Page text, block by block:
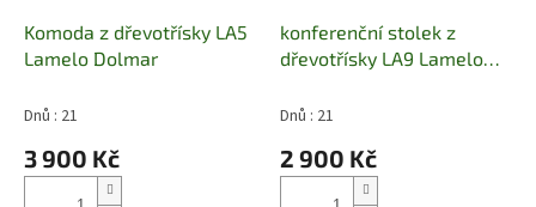
Komoda z dřevotřísky LA5
Lamelo Dolmar
Dnů : 21
3 900 Kč
konferenční stolek z
dřevotřísky LA9 Lamelo
Dnů : 21
2 900 Kč